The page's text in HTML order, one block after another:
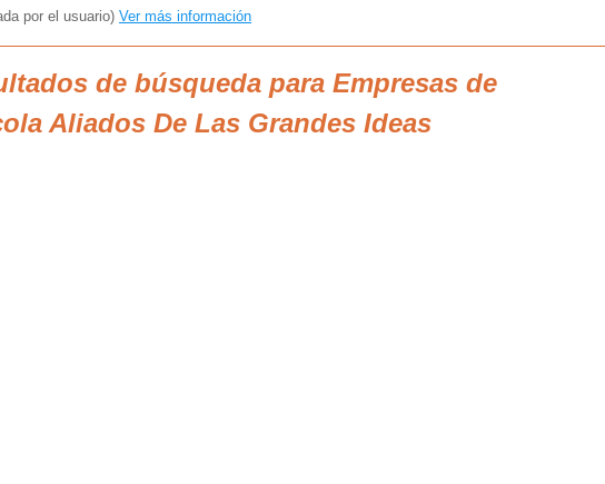
por el usuario) Ver más información
de búsqueda para Empresas de
Aliados De Las Grandes Ideas